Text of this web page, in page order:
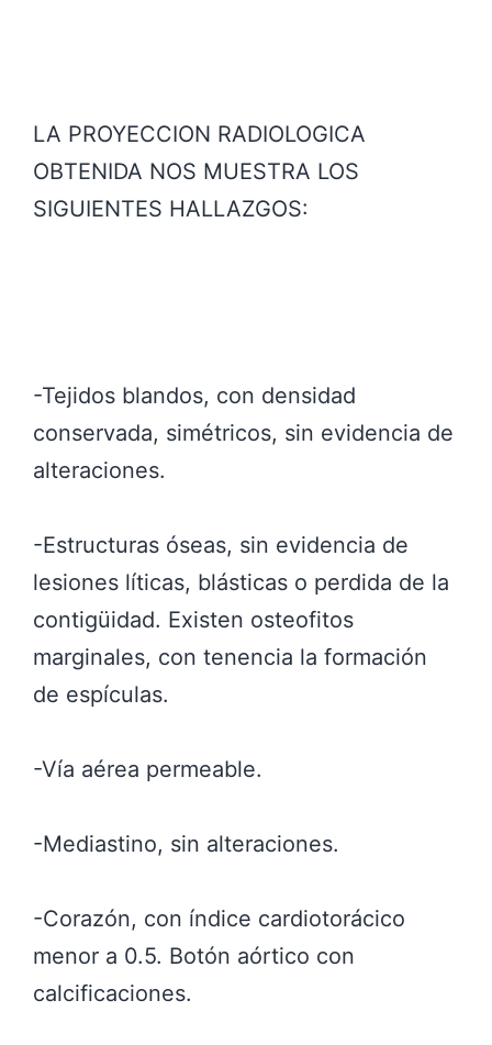
LA PROYECCION RADIOLOGICA
OBTENIDA NOS MUESTRA LOS
SIGUIENTES HALLAZGOS:
-Tejidos blandos, con densidad
conservada, simétricos, sin evidencia de
alteraciones.
-Estructuras óseas, sin evidencia de
lesiones líticas, blásticas o perdida de la
contigüidad. Existen osteofitos
marginales, con tenencia la formación
de espículas.
-Vía aérea permeable.
-Mediastino, sin alteraciones.
-Corazón, con índice cardiotorácico
menor a 0.5. Botón aórtico con
calcificaciones.